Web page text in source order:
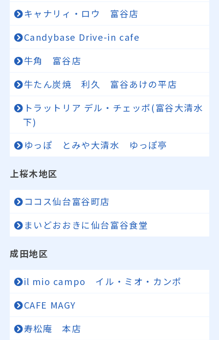
キャナリィ・ロウ 富谷店
Candybase Drive-in cafe
牛角 富谷店
牛たん炭焼 利久 富谷あけの平店
トラットリア デル・チェッポ(富谷大清水
下)
ゆっぽ とみや大清水 ゆっぽ亭
上桜木地区
ココス仙台富谷町店
まいどおおきに仙台富谷食堂
成田地区
il mio campo イル・ミオ・カンポ
CAFE MAGY
寿松庵 本店